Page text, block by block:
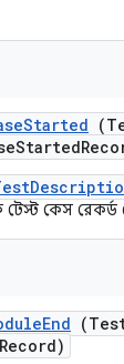
Started
Started
কেস রেকর্ড
End
Record)